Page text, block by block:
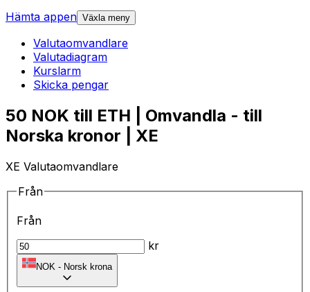
Hämta appen Växla meny
Valutaomvandlare
Valutadiagram
Kurslarm
Skicka pengar
50 NOK till ETH | Omvandla - till
Norska kronor | XE
XE Valutaomvandlare
Från
Från
kr
NOK - Norsk krona